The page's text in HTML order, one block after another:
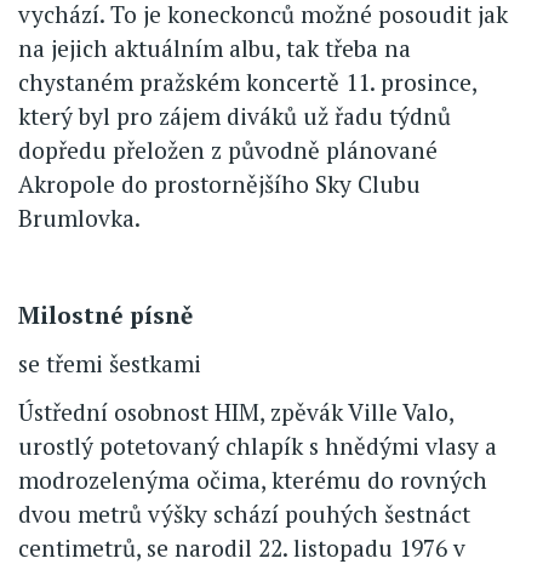
vychází. To je koneckonců možné posoudit jak
na jejich aktuálním albu, tak třeba na
chystaném pražském koncertě 11. prosince,
který byl pro zájem diváků už řadu týdnů
dopředu přeložen z původně plánované
Akropole do prostornějšího Sky Clubu
Brumlovka.
Milostné písně
se třemi šestkami
Ústřední osobnost HIM, zpěvák Ville Valo,
urostlý potetovaný chlapík s hnědými vlasy a
modrozelenýma očima, kterému do rovných
dvou metrů výšky schází pouhých šestnáct
centimetrů, se narodil 22. listopadu 1976 v